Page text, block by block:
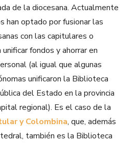
de la diocesana. Actualmente
han optado por fusionar las
con las capitulares o
fondos y ahorrar en
(al igual que algunas
unificaron la Biblioteca
del Estado en la provincia
regional). Es el caso de la
y Colombina, que, además
también es la Biblioteca